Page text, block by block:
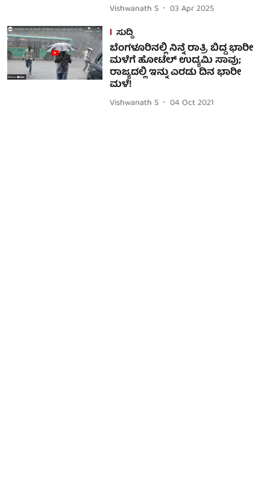
Vishwanath S
03 Apr 2025
ಸುದ್ದಿ
ಬೆಂಗಳೂರಿನಲ್ಲಿ ನಿನ್ನೆ ರಾತ್ರಿ ಬಿದ್ದ ಭಾರೀ
ಮಳೆಗೆ ಹೋಟೆಲ್ ಉದ್ಯಮಿ ಸಾವು;
ರಾಜ್ಯದಲ್ಲಿ ಇನ್ನು ಎರಡು ದಿನ ಭಾರೀ
ಮಳೆ!
Vishwanath S 04 Oct 2021